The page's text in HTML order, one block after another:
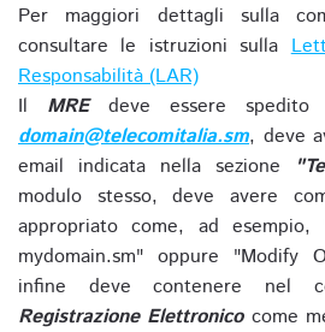
Per maggiori dettagli sulla
consultare le istruzioni sulla
Responsabilità (LAR)
Il MREdeve essere spedito
domain@telecomitalia.sm, deve
email indicata nella sezione
modulo stesso, deve avere
appropriato come, ad esempio,
mydomain.sm" oppure "Modify
infine deve contenere nel
Registrazione Elettronicocome